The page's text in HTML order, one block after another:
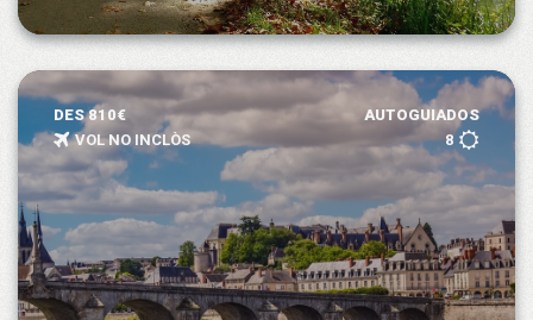
DES 810€
AUTOGUIADOS
VOL NO INCLÒS
8